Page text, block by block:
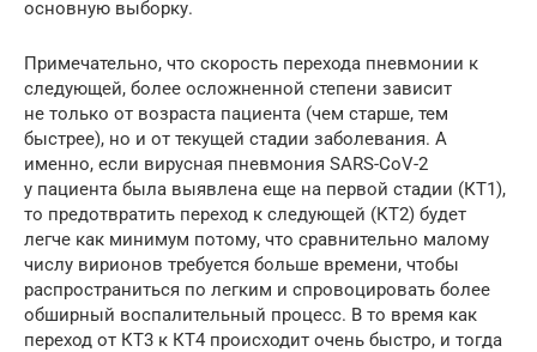
основную выборку.
Примечательно, что скорость перехода пневмонии к
следующей, более осложненной степени зависит
не только от возраста пациента (чем старше, тем
быстрее), но и от текущей стадии заболевания. А
именно, если вирусная пневмония SARS-CoV-2
у пациента была выявлена еще на первой стадии (КТ1),
то предотвратить переход к следующей (КТ2) будет
легче как минимум потому, что сравнительно малому
числу вирионов требуется больше времени, чтобы
распространиться по легким и спровоцировать более
обширный воспалительный процесс. В то время как
переход от КТ3 к КТ4 происходит очень быстро, и тогда